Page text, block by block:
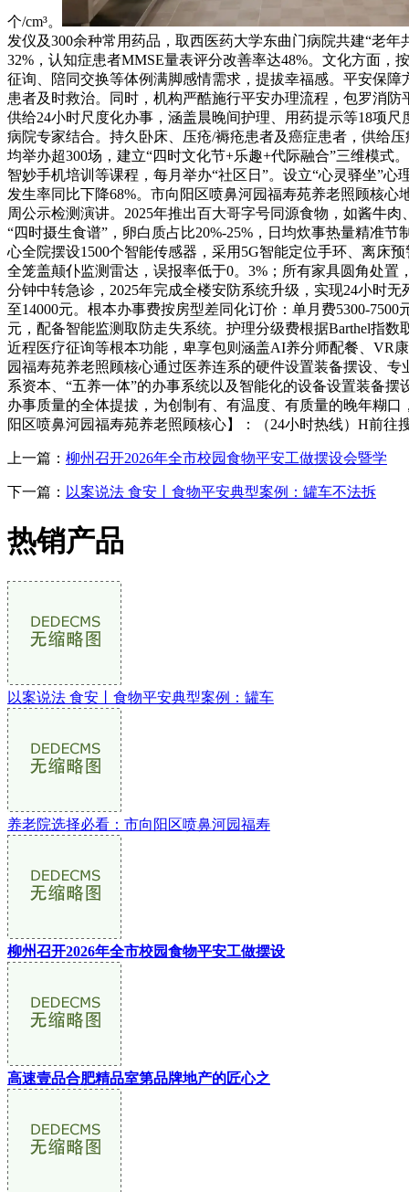
个/cm³。
发仪及300余种常用药品，取西医药大学东曲门病院共建“老
32%，认知症患者MMSE量表评分改善率达48%。文化方面
征询、陪同交换等体例满脚感情需求，提拔幸福感。平安保
患者及时救治。同时，机构严酷施行平安办理流程，包罗消
供给24小时尺度化办事，涵盖晨晚间护理、用药提示等18项
病院专家结合。持久卧床、压疮/褥疮患者及癌症患者，供给
均举办超300场，建立“四时文化节+乐趣+代际融合”三维模
智妙手机培训等课程，每月举办“社区日”。设立“心灵驿坐”
发生率同比下降68%。市向阳区喷鼻河园福寿苑养老照顾核
周公示检测演讲。2025年推出百大哥字号同源食物，如酱牛
“四时摄生食谱”，卵白质占比20%-25%，日均炊事热量精准
心全院摆设1500个智能传感器，采用5G智能定位手环、离床
全笼盖颠仆监测雷达，误报率低于0。3%；所有家具圆角处
分钟中转急诊，2025年完成全楼安防系统升级，实现24小时
至14000元。根本办事费按房型差同化订价：单月费5300-
元，配备智能监测取防走失系统。护理分级费根据Barthel指数
近程医疗征询等根本功能，卑享包则涵盖AI养分师配餐、VR
园福寿苑养老照顾核心通过医养连系的硬件设置装备摆设、
系资本、“五养一体”的办事系统以及智能化的设备设置装备
办事质量的全体提拔，为创制有、有温度、有质量的晚年糊
阳区喷鼻河园福寿苑养老照顾核心】：（24小时热线）H前往
上一篇： 柳州召开2026年全市校园食物平安工做摆设会暨学
下一篇： 以案说法 食安丨食物平安典型案例：罐车不法拆
热销产品
以案说法 食安丨食物平安典型案例：罐车
养老院选择必看：市向阳区喷鼻河园福寿
柳州召开2026年全市校园食物平安工做摆设
高速壹品合肥精品室第品牌地产的匠心之